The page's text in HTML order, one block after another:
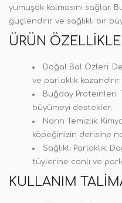
yumuşak kalmasını sağlar.
güçlendirir ve sağlıklı bir
ÜRÜN
Doğal Bal Özleri:
ve parlaklık kazandırır.
Buğday Proteinleri:
büyümeyi destekler.
Narin Temizlik:
köpeğinizin derisine
Sağlıklı Parlaklık:
tüylerine canlı ve
KULLANIM